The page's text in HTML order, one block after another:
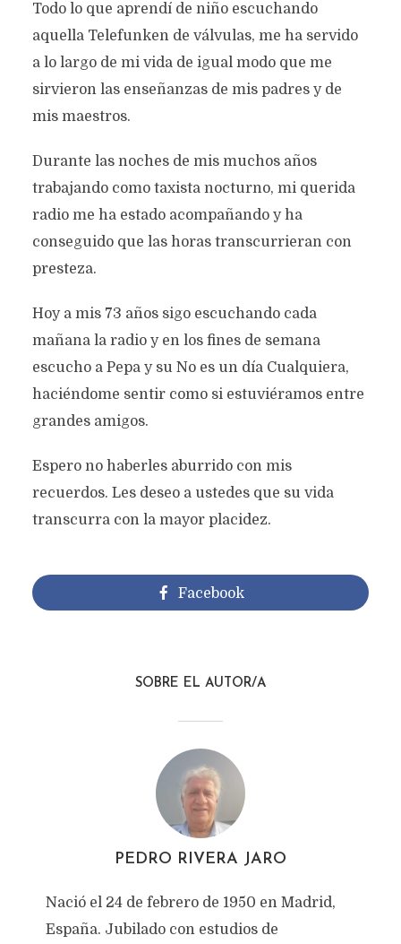
Todo lo que aprendí de niño escuchando
aquella Telefunken de válvulas, me ha servido
a lo largo de mi vida de igual modo que me
sirvieron las enseñanzas de mis padres y de
mis maestros.
Durante las noches de mis muchos años
trabajando como taxista nocturno, mi querida
radio me ha estado acompañando y ha
conseguido que las horas transcurrieran con
presteza.
Hoy a mis 73 años sigo escuchando cada
mañana la radio y en los fines de semana
escucho a Pepa y su No es un día Cualquiera,
haciéndome sentir como si estuviéramos entre
grandes amigos.
Espero no haberles aburrido con mis
recuerdos. Les deseo a ustedes que su vida
transcurra con la mayor placidez.
Facebook
SOBRE EL AUTOR/A
PEDRO RIVERA JARO
Nació el 24 de febrero de 1950 en Madrid,
España. Jubilado con estudios de